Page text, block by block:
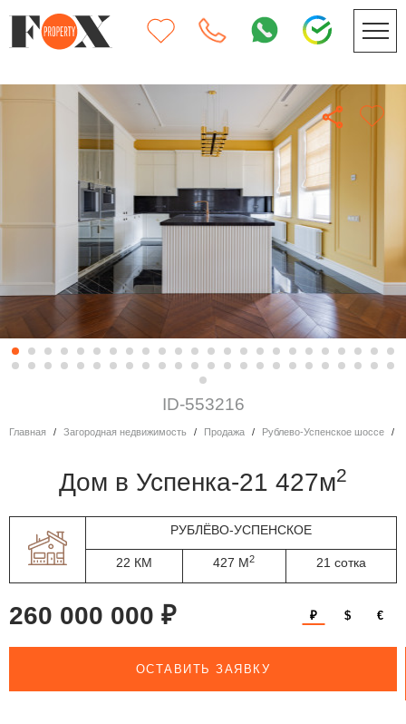
ID-553216
Главная Загородная недвижимость Продажа Рублево-Успенское шоссе
дом в Успенка-21 427м2
РУБЛЁВО-УСПЕНСКОЕ
22 КМ 427 М2 21 сотка
260 000 000 ₽ ₽ $ €
ОСТАВИТЬ ЗАЯВКУ